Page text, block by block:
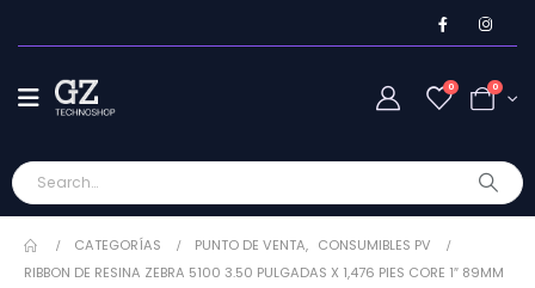
0 0
CATEGORÍAS PUNTO DE VENTA, CONSUMIBLES PV
RIBBON DE RESINA ZEBRA 5100 3.50 PULGADAS X 1,476 PIES CORE 1″ 89MM